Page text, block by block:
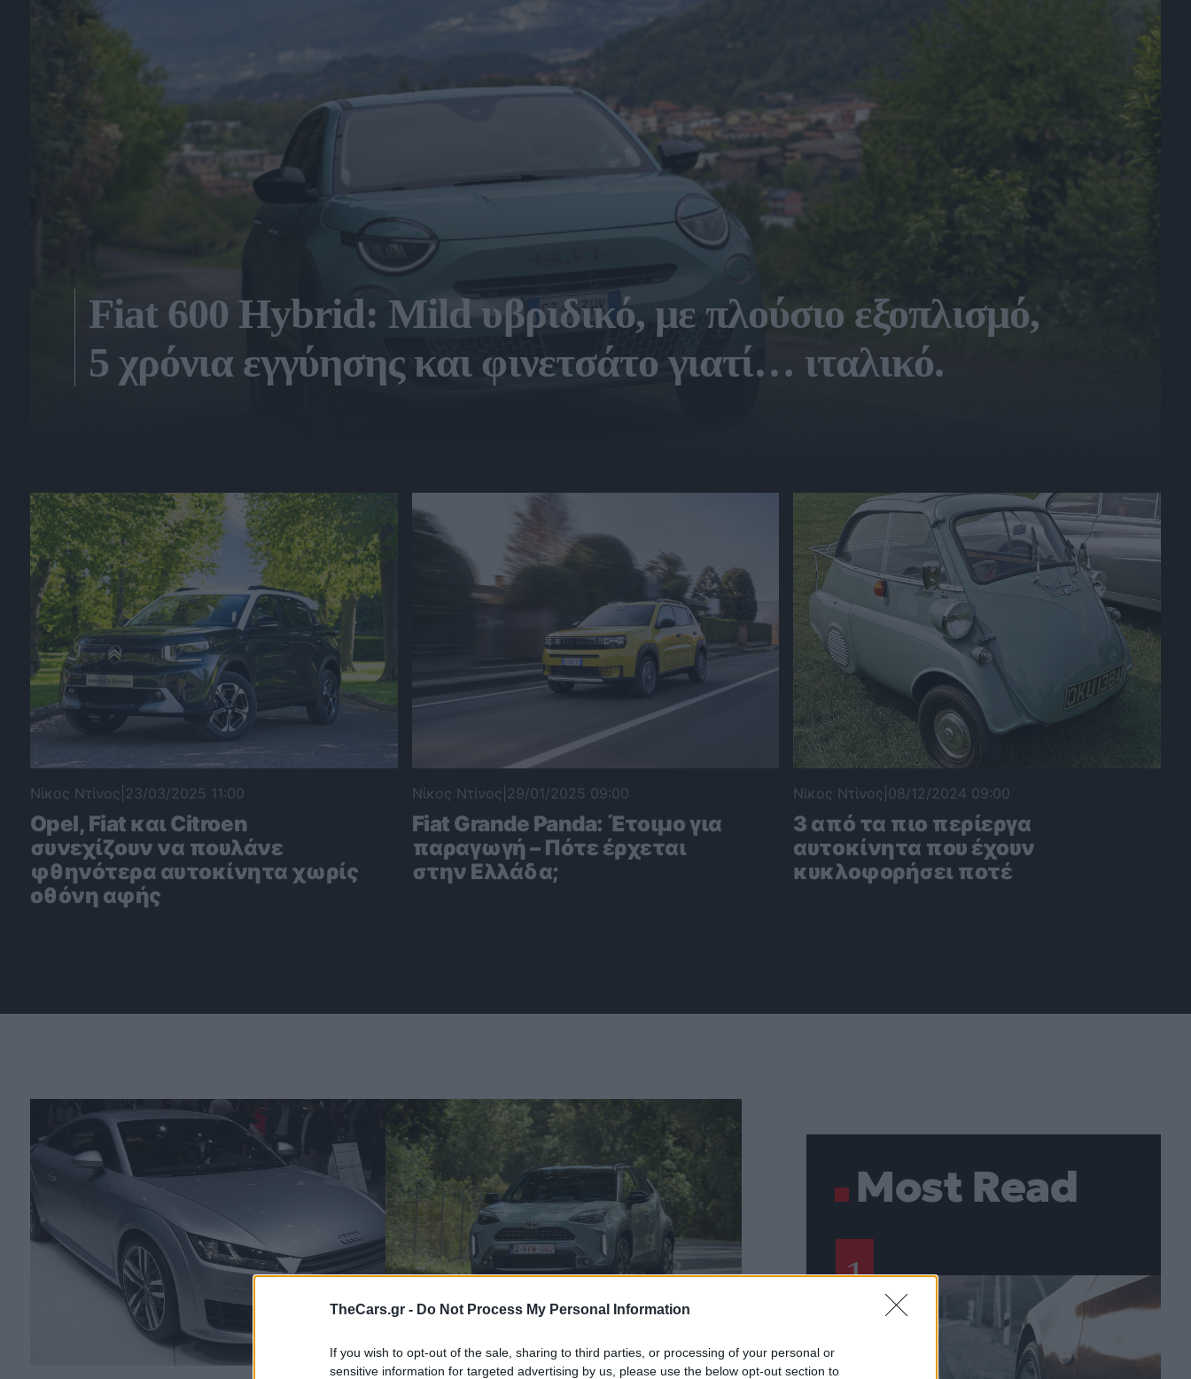
TheCars.gr - Do Not Process My Personal Information
If you wish to opt-out of the sale, sharing to third parties, or processing of your personal or
sensitive information for targeted advertising by us, please use the below opt-out section to
Fiat 600 Hybrid: Mild υβριδικό, με πλούσιο εξοπλισμό,
5 χρόνια εγγύησης και φινετσάτο γιατί… ιταλικό.
Νίκος Ντίνος 23/03/2025 11:00
Opel, Fiat και Citroen
συνεχίζουν να πουλάνε
φθηνότερα αυτοκίνητα χωρίς
οθόνη αφής
Νίκος Ντίνος 29/01/2025 09:00
Fiat Grande Panda: Έτοιμο για
παραγωγή – Πότε έρχεται
στην Ελλάδα;
Νίκος Ντίνος 08/12/2024 09:00
3 από τα πιο περίεργα
αυτοκίνητα που έχουν
κυκλοφορήσει ποτέ
Most Read
1